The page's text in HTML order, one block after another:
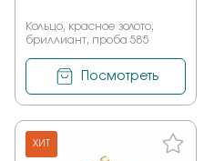
Кольцо, красное золото,
бриллиант, проба 585
Посмотреть
ХИТ